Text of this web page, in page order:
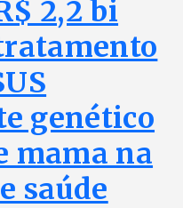
2,2 bi
genético
mama na
saúde